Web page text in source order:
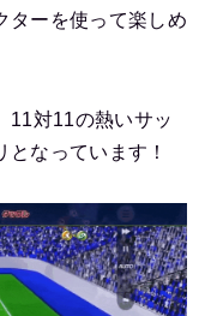
ターを使って楽しめ
11対11の熱いサッ
なっています！